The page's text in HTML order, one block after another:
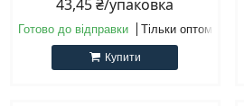
43,45 ₴/упаковка
Готово до відправки Тільки оптом
Купити